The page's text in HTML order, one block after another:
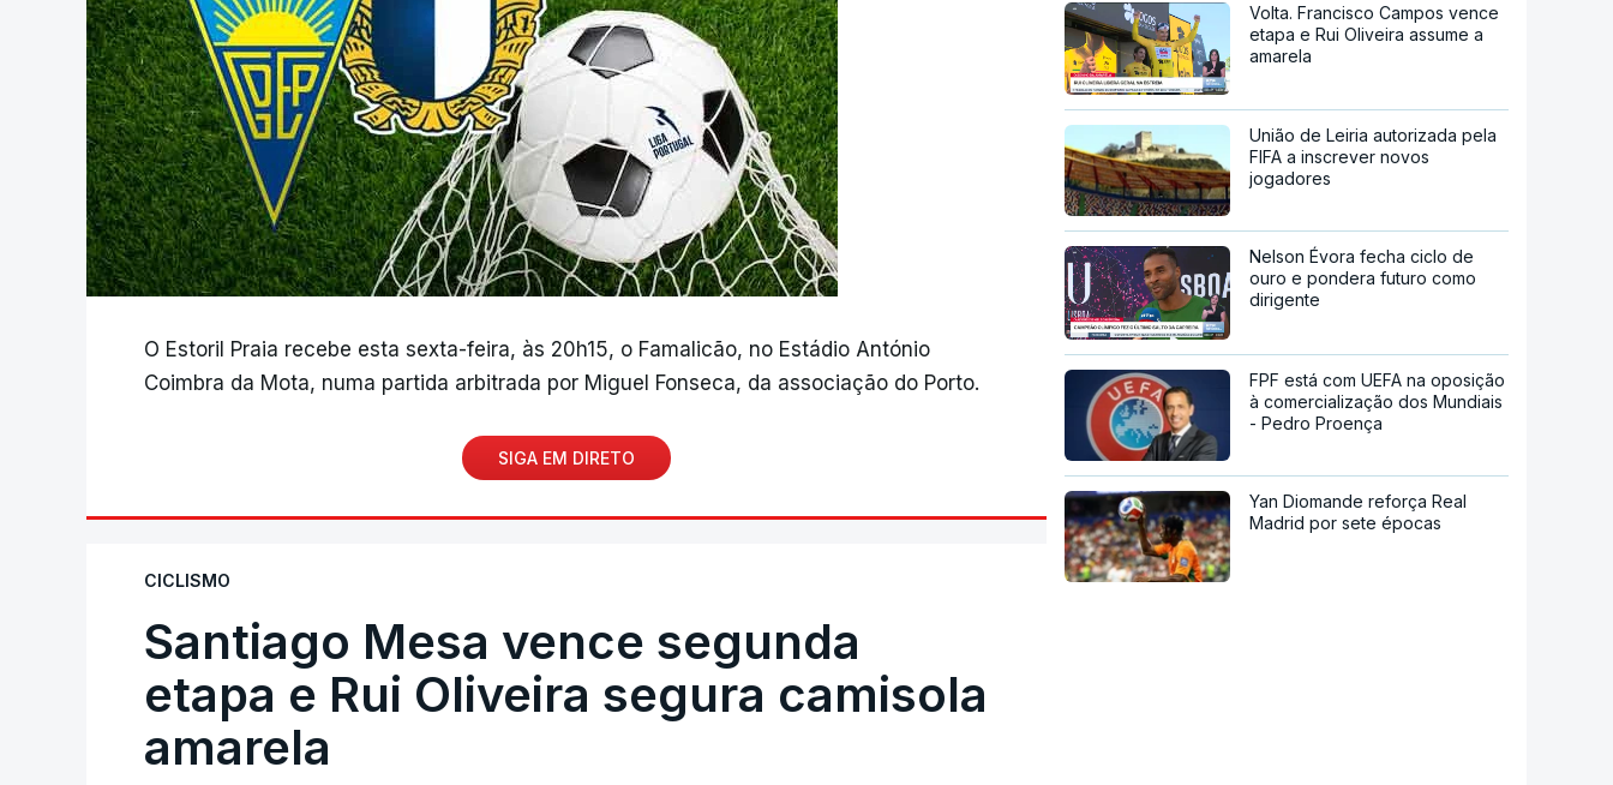
O Estoril Praia recebe esta sexta-feira, às 20h15, o Famalicão, no Estádio António
Coimbra da Mota, numa partida arbitrada por Miguel Fonseca, da associação do Porto.
SIGA EM DIRETO
CICLISMO
Santiago Mesa vence segunda
etapa e Rui Oliveira segura camisola
amarela
Volta. Francisco Campos vence
etapa e Rui Oliveira assume a
amarela
União de Leiria autorizada pela
FIFA a inscrever novos
jogadores
Nelson Évora fecha ciclo de
ouro e pondera futuro como
dirigente
FPF está com UEFA na oposição
à comercialização dos Mundiais
- Pedro Proença
Yan Diomande reforça Real
Madrid por sete épocas